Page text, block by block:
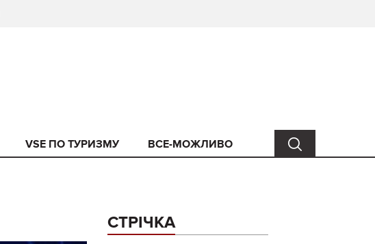
VSE ПО ТУРИЗМУ ВСЕ-МОЖЛИВО
СТРІЧКА